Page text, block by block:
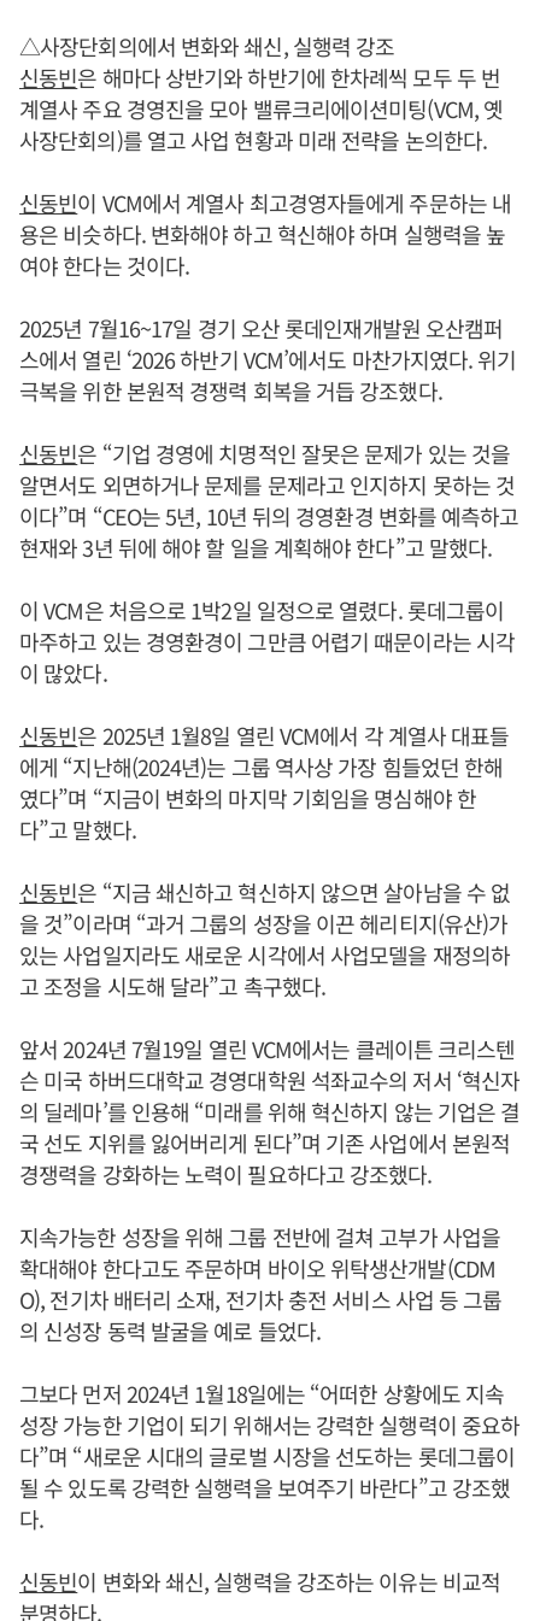
△사장단회의에서 변화와 쇄신, 실행력 강조
신동빈은 해마다 상반기와 하반기에 한차례씩 모두 두 번
계열사 주요 경영진을 모아 밸류크리에이션미팅(VCM, 옛
사장단회의)를 열고 사업 현황과 미래 전략을 논의한다.
신동빈이 VCM에서 계열사 최고경영자들에게 주문하는 내
용은 비슷하다. 변화해야 하고 혁신해야 하며 실행력을 높
여야 한다는 것이다.
2025년 7월16~17일 경기 오산 롯데인재개발원 오산캠퍼
스에서 열린 ‘2026 하반기 VCM’에서도 마찬가지였다. 위기
극복을 위한 본원적 경쟁력 회복을 거듭 강조했다.
신동빈은 “기업 경영에 치명적인 잘못은 문제가 있는 것을
알면서도 외면하거나 문제를 문제라고 인지하지 못하는 것
이다”며 “CEO는 5년, 10년 뒤의 경영환경 변화를 예측하고
현재와 3년 뒤에 해야 할 일을 계획해야 한다”고 말했다.
이 VCM은 처음으로 1박2일 일정으로 열렸다. 롯데그룹이
마주하고 있는 경영환경이 그만큼 어렵기 때문이라는 시각
이 많았다.
신동빈은 2025년 1월8일 열린 VCM에서 각 계열사 대표들
에게 “지난해(2024년)는 그룹 역사상 가장 힘들었던 한해
였다”며 “지금이 변화의 마지막 기회임을 명심해야 한
다”고 말했다.
신동빈은 “지금 쇄신하고 혁신하지 않으면 살아남을 수 없
을 것”이라며 “과거 그룹의 성장을 이끈 헤리티지(유산)가
있는 사업일지라도 새로운 시각에서 사업모델을 재정의하
고 조정을 시도해 달라”고 촉구했다.
앞서 2024년 7월19일 열린 VCM에서는 클레이튼 크리스텐
슨 미국 하버드대학교 경영대학원 석좌교수의 저서 ‘혁신자
의 딜레마’를 인용해 “미래를 위해 혁신하지 않는 기업은 결
국 선도 지위를 잃어버리게 된다”며 기존 사업에서 본원적
경쟁력을 강화하는 노력이 필요하다고 강조했다.
지속가능한 성장을 위해 그룹 전반에 걸쳐 고부가 사업을
확대해야 한다고도 주문하며 바이오 위탁생산개발(CDM
O), 전기차 배터리 소재, 전기차 충전 서비스 사업 등 그룹
의 신성장 동력 발굴을 예로 들었다.
그보다 먼저 2024년 1월18일에는 “어떠한 상황에도 지속
성장 가능한 기업이 되기 위해서는 강력한 실행력이 중요하
다”며 “새로운 시대의 글로벌 시장을 선도하는 롯데그룹이
될 수 있도록 강력한 실행력을 보여주기 바란다”고 강조했
다.
신동빈이 변화와 쇄신, 실행력을 강조하는 이유는 비교적
분명하다.